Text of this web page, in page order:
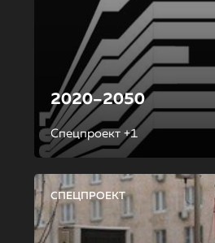
2020–2050
Спецпроект +1
СПЕЦПРОЕКТ